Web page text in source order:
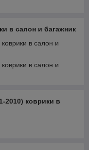
в салон и багажник
в салон и
в салон и
2010) коврики в